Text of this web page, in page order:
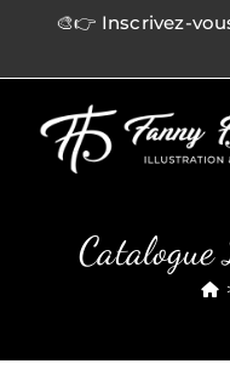
🎨👉 Inscrivez-
Catalogue